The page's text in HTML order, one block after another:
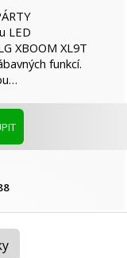
LED
XBOOM XL9T
funkcí.